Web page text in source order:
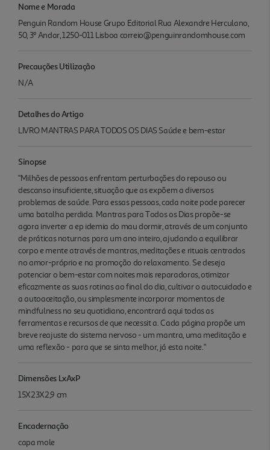
Nome e Morada
Penguin Random House Grupo Editorial Rua Alexandre Herculano,
50, 3º Andar, 1250-011 Lisboa correio@penguinrandomhouse.com
Precauções Utilização
N/A
Detalhes do Artigo
LIVRO MANTRAS PARA TODOS OS DIAS Saúde e bem-estar
Sinopse
"Milhões de pessoas enfrentam perturbações do repouso ou
descanso insuficiente, situação que as expõem a diversos
problemas de saúde. Para essas pessoas, cada noite pode parecer
uma batalha perdida. Mantras para Todos os Dias propõe-se
agora inverter a ep idemia do mau dormir, através de um conjunto
de práticas noturnas para um ano inteiro, ajudando a equilibrar
corpo e mente através de mantras, meditações e rituais centrados
no amor-próprio e na promoção do relaxamento. Se deseja
potenciar o bem-estar com noites mais reparadoras, otimizar
eficazmente as suas rotinas ao final do dia, cultivar o autocuidado e
a autoaceitação, ou simplesmente incorporar momentos de
mindfulness no seu quotidiano, encontrará aqui todas as
ferramentas e recursos de que necessit a. Cada página propõe um
breve reajuste do sistema nervoso - um mantra, uma meditação e
uma reflexão - para que se sinta melhor, já esta noite."
Dimensões LxAxP
15X23X2,9 cm
Encadernação
capa mole